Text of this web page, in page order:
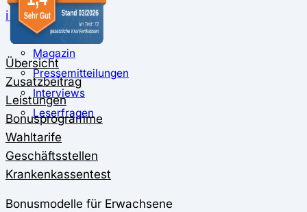
ℹ Ratgeber
Nachrichten
Magazin
Pressemitteilungen
Interviews
Leserfragen
Übersicht
Zusatzbeitrag
Leistungen
Bonusprogramme
Wahltarife
Geschäftsstellen
Krankenkassentest
Bonusmodelle für Erwachsene